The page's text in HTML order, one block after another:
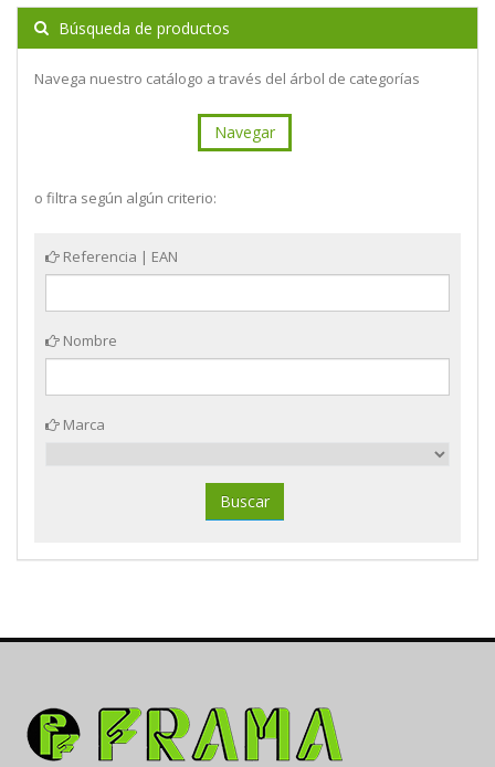
Búsqueda de productos
Navega nuestro catálogo a través del árbol de categorías
Navegar
o filtra según algún criterio:
Referencia | EAN
Nombre
Marca